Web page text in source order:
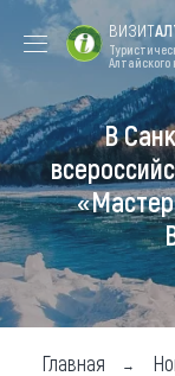
Форум VISIT
ALTAI
Туры
Где
Чем
Где
ВИЗИТ
Алтайского
В
Главная